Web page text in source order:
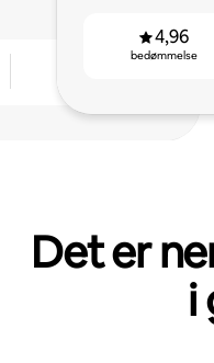
4,96
bedømmelse
Det er
i